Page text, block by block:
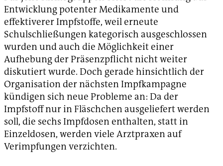
Entwicklung potenter Medikamente und
effektiverer Impfstoffe, weil erneute
Schulschließungen kategorisch ausgeschlossen
wurden und auch die Möglichkeit einer
Aufhebung der Präsenzpflicht nicht weiter
diskutiert wurde. Doch gerade hinsichtlich der
Organisation der nächsten Impfkampagne
kündigen sich neue Probleme an: Da der
Impfstoff nur in Fläschchen ausgeliefert werden
soll, die sechs Impfdosen enthalten, statt in
Einzeldosen, werden viele Arztpraxen auf
Verimpfungen verzichten.